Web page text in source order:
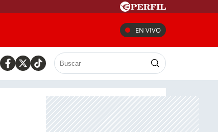
EN VIVO